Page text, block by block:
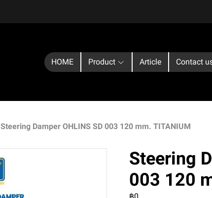
HOME Product Article Contact
Steering Damper OHLINS SD 003 120 mm. TITANIUM
Steering
003 120